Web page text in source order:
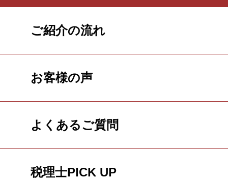
ご紹介の流れ
お客様の声
よくあるご質問
税理士PICK UP